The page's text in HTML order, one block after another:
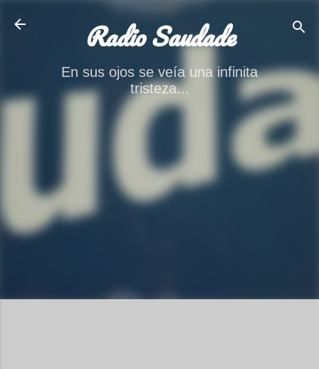
Radio Saudade
En sus ojos se veía una infinita
tristeza...